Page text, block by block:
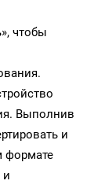
чтобы
Выполнив
и
формате
и